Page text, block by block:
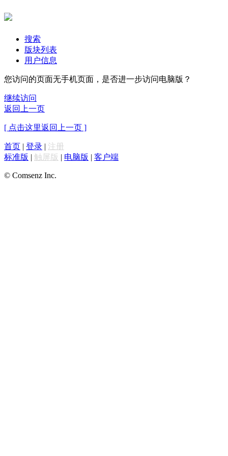
搜索
版块列表
用户信息
您访问的页面无手机页面，是否进一步访问电脑版？
继续访问
返回上一页
[ 点击这里返回上一页 ]
首页 | 登录 | 注册
标准版 | 触屏版 | 电脑版 | 客户端
© Comsenz Inc.